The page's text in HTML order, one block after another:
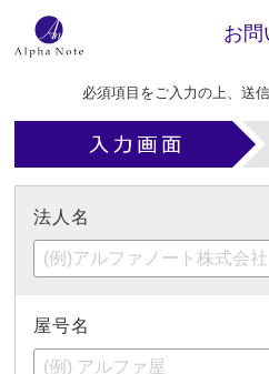
お問
必須項目をご入力の上、送
法人名
屋号名